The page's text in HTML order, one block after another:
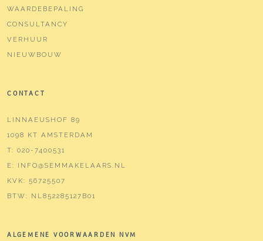
WAARDEBEPALING
CONSULTANCY
VERHUUR
NIEUWBOUW
CONTACT
LINNAEUSHOF 89
1098 KT AMSTERDAM
T: 020-7400531
E: INFO@SEMMAKELAARS.NL
KVK: 56725507
BTW: NL852285127B01
ALGEMENE VOORWAARDEN NVM